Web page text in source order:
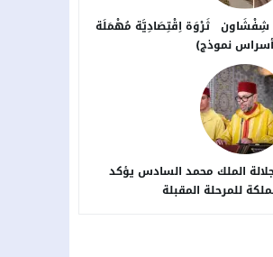
الشَّرِيط السَّاحِلِيّ بإقْلِيم شِفْشَاون ثَرْوَة اِقْتِصَادِيَّة مُهْمَلَة
نموذج)
العرش 2026: جلالة الملك محمد السادس يؤكد
للمرحلة المقبلة